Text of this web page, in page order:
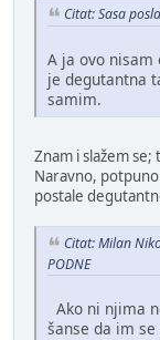
Citat: Sasa
A ja ovo nisam
je degutantna
samim.
Znam i slažem
Naravno,
postale
Citat: Milan
PODNE
Ako ni njima
šanse da im